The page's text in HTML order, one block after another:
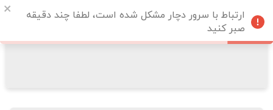
ارتباط با سرور دچار مشکل شده است، لطفا چند دقیقه
صبر کنید